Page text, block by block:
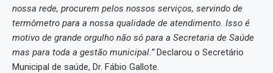
nossa rede, procurem pelos nossos serviços, servindo de
termômetro para a nossa qualidade de atendimento. Isso é
motivo de grande orgulho não só para a Secretaria de Saúde
mas para toda a gestão municipal.”Declarou o Secretário
Municipal de saúde, Dr. Fábio Gallote.